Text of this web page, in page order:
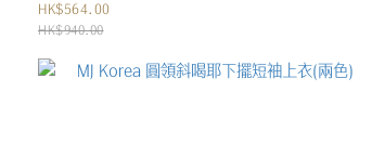
HK$564.00
HK$940.00